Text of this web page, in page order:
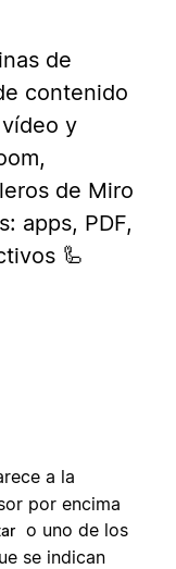
de
contenido
y
de Miro
apps, PDF,
🦾
a la
por encima
o uno de los
se indican